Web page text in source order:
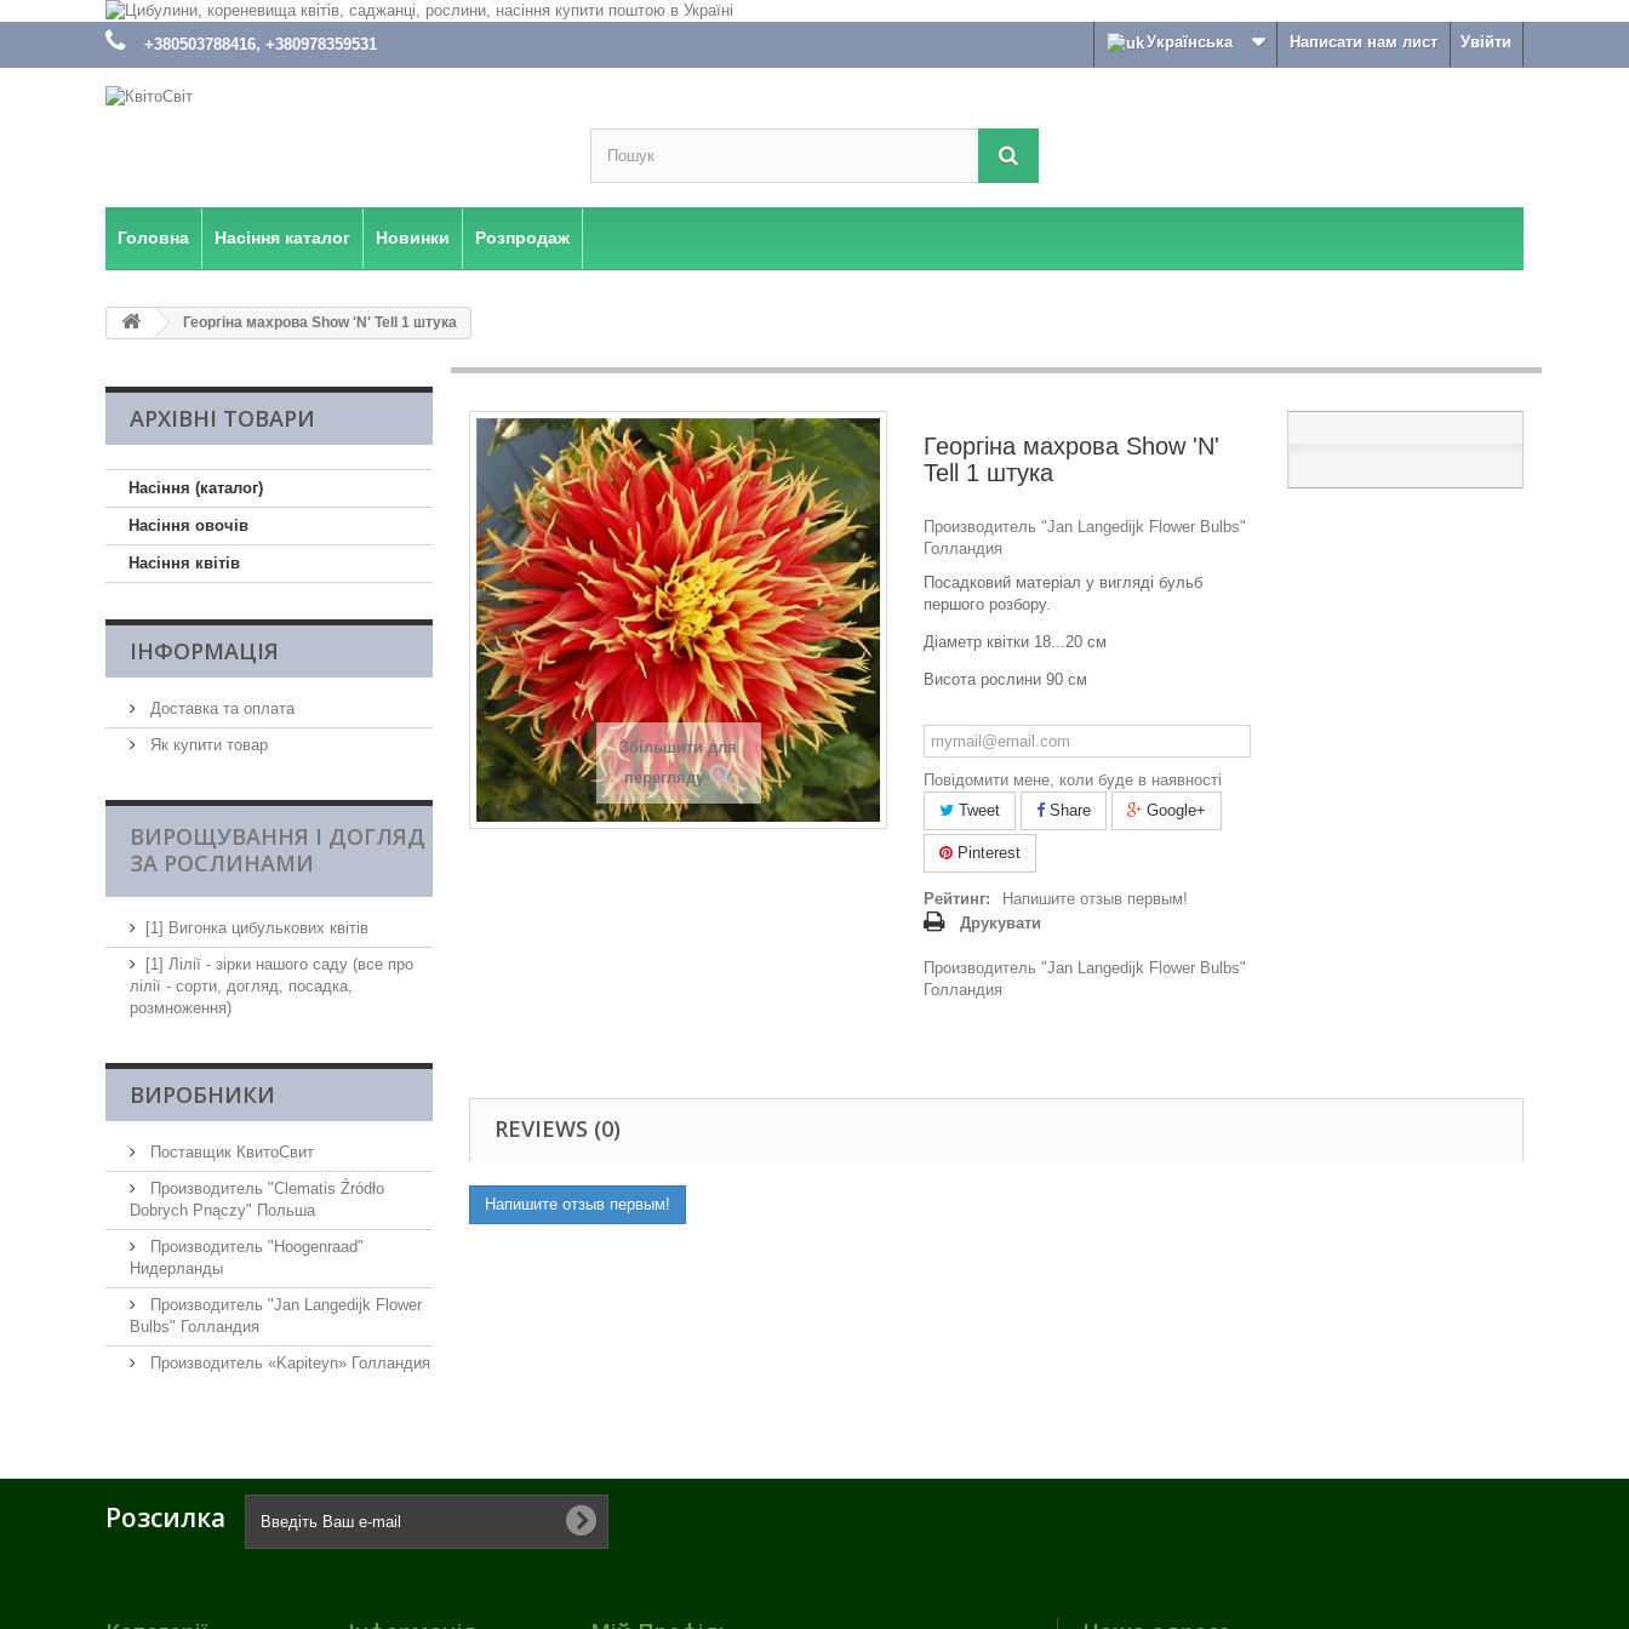
Увійти
Написати нам лист
: +380503788416, +380978359531 Українська
Головна Насіння каталог Новинки Розпродаж
Георгіна махрова Show 'N' Tell 1 штука
АРХІВНІ ТОВАРИ
Насіння (каталог)
Насіння овочів
Насіння квітів
ІНФОРМАЦІЯ
Доставка та оплата
Як купити товар
ВИРОЩУВАННЯ І ДОГЛЯД
ЗА РОСЛИНАМИ
[1] Вигонка цибулькових квітів
[1] Лілії - зірки нашого саду (все про
лілії - сорти, догляд, посадка,
розмноження)
ВИРОБНИКИ
Поставщик КвитоСвит
Производитель "Clematis Źródło
Dobrych Pnączy" Польша
Производитель "Hoogenraad"
Нидерланды
Производитель "Jan Langedijk Flower
Bulbs" Голландия
Производитель «Kapiteyn» Голландия
Збільшити для
перегляду
Георгіна махрова Show 'N'
Tell 1 штука
Производитель "Jan Langedijk Flower Bulbs"
Голландия
Посадковий матеріал у вигляді бульб
першого розбору.
Діаметр квітки 18...20 см
Висота рослини 90 см
Повідомити мене, коли буде в наявності
Tweet
Share Google+
Pinterest
Рейтинг:
Напишите отзыв первым!
Друкувати
Производитель "Jan Langedijk Flower Bulbs"
Голландия
REVIEWS (0)
Напишите отзыв первым!
Розсилка